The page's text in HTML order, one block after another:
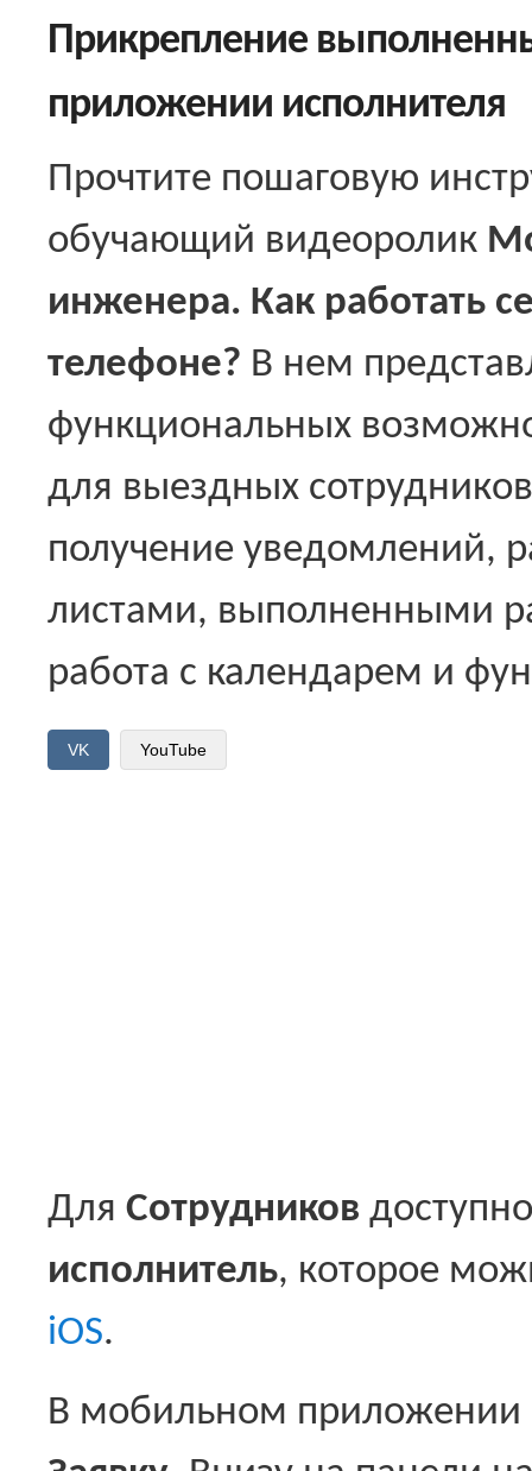
Прикрепление
приложении исполнителя
Прочтите пошаговую
обучающий видеоролик
инженера. Как работать
телефоне? В нем
функциональных
для выездных
получение уведомлений,
листами, выполненными
работа с календарем и
VK YouTube
Для Сотрудников
исполнитель, которое
iOS.
В мобильном приложении